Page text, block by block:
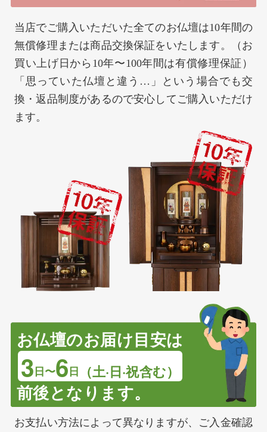
当店でご購入いただいた全てのお仏壇は10年間の
無償修理または商品交換保証をいたします。（お
買い上げ日から10年〜100年間は有償修理保証）
「思っていた仏壇と違う…」という場合でも交
換・返品制度があるので安心してご購入いただけ
ます。
お仏壇のお届け目安は
3 日〜6 日 （土·日·祝含む）
前後となります。
お支払い方法によって異なりますが、ご入金確認